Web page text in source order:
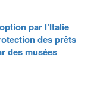
par l’Italie
des prêts
des musées